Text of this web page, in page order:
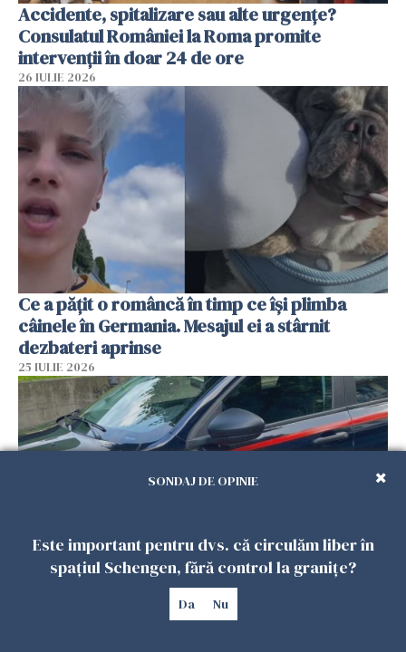
Accidente, spitalizare sau alte urgențe?
Consulatul României la Roma promite
intervenții în doar 24 de ore
26 IULIE 2026
Ce a pățit o româncă în timp ce își plimba
câinele în Germania. Mesajul ei a stârnit
dezbateri aprinse
25 IULIE 2026
Româncă din Italia, acuzată că și-a lăsat copiii
singuri în casă pentru a merge la mall. Vecinii
SONDAJ DE OPINIE
Este important pentru dvs. că circulăm liber în
spațiul Schengen, fără control la granițe?
Da Nu